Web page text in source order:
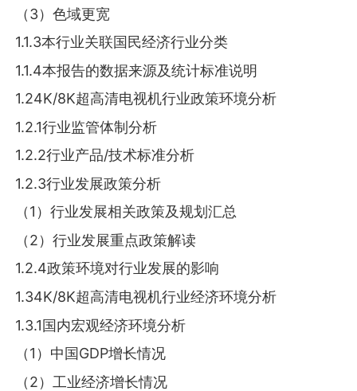
（3）色域更宽
1.1.3本行业关联国民经济行业分类
1.1.4本报告的数据来源及统计标准说明
1.24K/8K超高清电视机行业政策环境分析
1.2.1行业监管体制分析
1.2.2行业产品/技术标准分析
1.2.3行业发展政策分析
（1）行业发展相关政策及规划汇总
（2）行业发展重点政策解读
1.2.4政策环境对行业发展的影响
1.34K/8K超高清电视机行业经济环境分析
1.3.1国内宏观经济环境分析
（1）中国GDP增长情况
（2）工业经济增长情况